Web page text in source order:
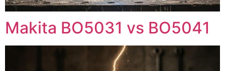
Makita BO5031 vs BO5041